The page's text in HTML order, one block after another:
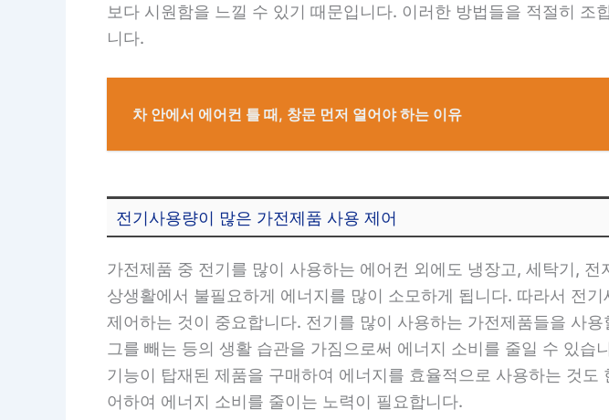
보다 시원함을 느낄 수 있기 때문입니다. 이러한 방법들을 적절히
니다.
차 안에서 에어컨 틀 때, 창문 먼저 열어야 하는 이유
전기사용량이 많은 가전제품 사용 제어
가전제품 중 전기를 많이 사용하는 에어컨 외에도 냉장고, 세탁기,
상생활에서 불필요하게 에너지를 많이 소모하게 됩니다. 따라서 전
제어하는 것이 중요합니다. 전기를 많이 사용하는 가전제품들을 사
그를 빼는 등의 생활 습관을 가짐으로써 에너지 소비를 줄일 수 있
기능이 탑재된 제품을 구매하여 에너지를 효율적으로 사용하는 것
어하여 에너지 소비를 줄이는 노력이 필요합니다.